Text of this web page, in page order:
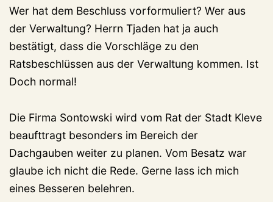
Wer hat dem Beschluss vorformuliert? Wer aus
der Verwaltung? Herrn Tjaden hat ja auch
bestätigt, dass die Vorschläge zu den
Ratsbeschlüssen aus der Verwaltung kommen. Ist
Doch normal!
Die Firma Sontowski wird vom Rat der Stadt Kleve
beaufttragt besonders im Bereich der
Dachgauben weiter zu planen. Vom Besatz war
glaube ich nicht die Rede. Gerne lass ich mich
eines Besseren belehren.